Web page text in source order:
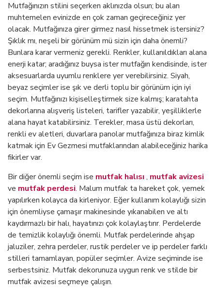
Mutfağınızın stilini seçerken aklınızda olsun; bu alan
muhtemelen evinizde en çok zaman geçireceğiniz yer
olacak. Mutfağınıza girer girmez nasıl hissetmek istersiniz?
Şıklık mı, neşeli bir görünüm mü sizin için daha önemli?
Bunlara karar vermeniz gerekli. Renkler, kullanıldıkları alana
enerji katar; aradığınız buysa ister mutfağın kendisinde, ister
aksesuarlarda uyumlu renklere yer verebilirsiniz. Siyah,
beyaz seçimler ise şık ve derli toplu bir görünüm için iyi
seçim. Mutfağınızı kişiselleştirmek size kalmış; karatahta
dekorlarına alışveriş listeleri, tarifler yazabilir, yeşilliklerle
alana hayat katabilirsiniz. Terekler, masa üstü dekorları,
renkli ev aletleri, duvarlara panolar mutfağınıza biraz kimlik
katmak için Ev Gezmesi mutfaklarından alabileceğiniz harika
fikirler var.
Bir diğer önemli seçim ise mutfak halısı , mutfak avizesi
ve mutfak perdesi. Malum mutfak ta hareket çok, yemek
yapılırken kolayca da kirleniyor. Eğer kullanım kolaylığı sizin
için önemliyse çamaşır makinesinde yıkanabilen ve altı
kaydırmazlı bir halı, hayatınızı çok kolaylaştırır. Perdelerde
de temizlik kolaylığı önemli. Mutfak perdelerinde ahşap
jaluziler, zehra perdeler, rustik perdeler ve ip perdeler farklı
stilleri tamamlayan, popüler seçimler. Avize seçiminde ise
serbestsiniz. Mutfak dekorunuza uygun renk ve stilde bir
mutfak avizesi seçmeye çalışın.